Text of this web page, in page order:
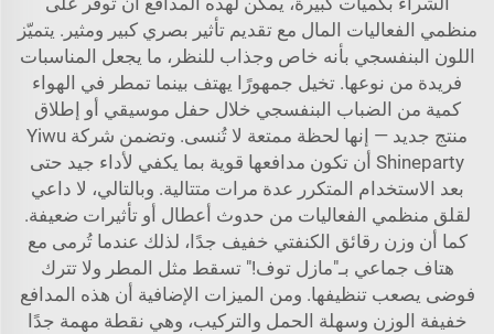
منظمي الفعاليات المال مع تقديم تأثير بصري كبير ومثير. يتميّز
اللون البنفسجي بأنه خاص وجذاب للنظر، ما يجعل المناسبات
فريدة من نوعها. تخيل جمهورًا يهتف بينما تمطر في الهواء
كمية من الضباب البنفسجي خلال حفل موسيقي أو إطلاق
منتج جديد — إنها لحظة ممتعة لا تُنسى. وتضمن شركة Yiwu
Shineparty أن تكون مدافعها قوية بما يكفي لأداء جيد حتى
بعد الاستخدام المتكرر عدة مرات متتالية. وبالتالي، لا داعي
لقلق منظمي الفعاليات من حدوث أعطال أو تأثيرات ضعيفة.
كما أن وزن رقائق الكنفتي خفيف جدًا، لذلك عندما تُرمى مع
هتاف جماعي بـ"مازل توف!" تسقط مثل المطر ولا تترك
فوضى يصعب تنظيفها. ومن الميزات الإضافية أن هذه المدافع
خفيفة الوزن وسهلة الحمل والتركيب، وهي نقطة مهمة جدًا